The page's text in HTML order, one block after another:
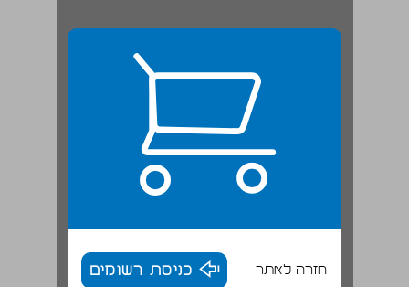
חזרה לאתר כניסת רשומים